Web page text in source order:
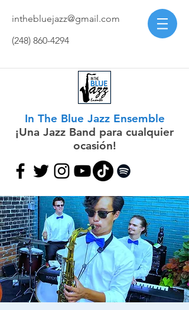
inthebluejazz@gmail.com
(248) 860-4294
In The Blue Jazz Ensemble
¡Una Jazz Band para cualquier
ocasión!